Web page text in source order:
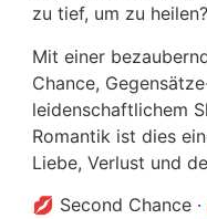
zu tief, um zu heilen?
Mit einer
Chance,
leidenschaftlichem
Romantik ist dies
Liebe, Verlust und
💋 Second Chance